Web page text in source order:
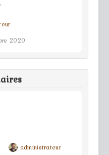
2020
administrateur